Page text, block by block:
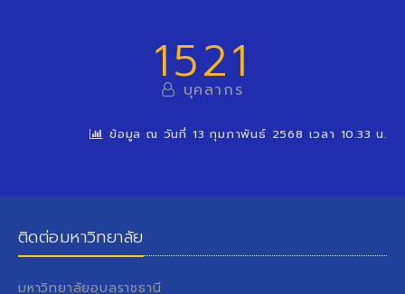
1521
บุคลากร
ข้อมูล ณ วันที่ 13 กุมภาพันธ์ 2568 เวลา 10.33 น.
ติดต่อมหาวิทยาลัย
มหาวิทยาลัยอุบลราชธานี